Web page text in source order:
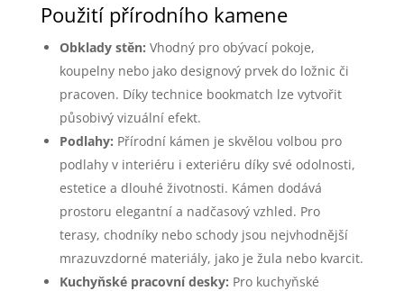
Použití přírodního kamene
Obklady stěn: Vhodný pro obývací pokoje,
koupelny nebo jako designový prvek do ložnic či
pracoven. Díky technice bookmatch lze vytvořit
působivý vizuální efekt.
Podlahy: Přírodní kámen je skvělou volbou pro
podlahy v interiéru i exteriéru díky své odolnosti,
estetice a dlouhé životnosti. Kámen dodává
prostoru elegantní a nadčasový vzhled. Pro
terasy, chodníky nebo schody jsou nejvhodnější
mrazuvzdorné materiály, jako je žula nebo kvarcit.
Kuchyňské pracovní desky: Pro kuchyňské